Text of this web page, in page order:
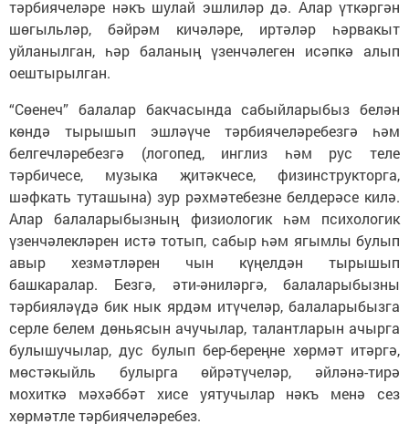
тәрбиячеләре нәкъ шулай эшлиләр дә. Алар үткәргән
шөгыльләр, бәйрәм кичәләре, иртәләр һәрвакыт
уйланылган, һәр баланың үзенчәлеген исәпкә алып
оештырылган.
“Сөенеч” балалар бакчасында сабыйларыбыз белән
көндә тырышып эшләүче тәрбиячеләребезгә һәм
белгечләребезгә (логопед, инглиз һәм рус теле
тәрбичесе, музыка җитәкчесе, физинструкторга,
шәфкать туташына) зур рәхмәтебезне белдерәсе килә.
Алар балаларыбызның физиологик һәм психологик
үзенчәлекләрен истә тотып, сабыр һәм ягымлы булып
авыр хезмәтләрен чын күңелдән тырышып
башкаралар. Безгә, әти-әниләргә, балаларыбызны
тәрбияләүдә бик нык ярдәм итүчеләр, балаларыбызга
серле белем дөньясын ачучылар, талантларын ачырга
булышучылар, дус булып бер-береңне хөрмәт итәргә,
мөстәкыйль булырга өйрәтүчеләр, әйләнә-тирә
мохиткә мәхәббәт хисе уятучылар нәкъ менә сез
хөрмәтле тәрбиячеләребез.